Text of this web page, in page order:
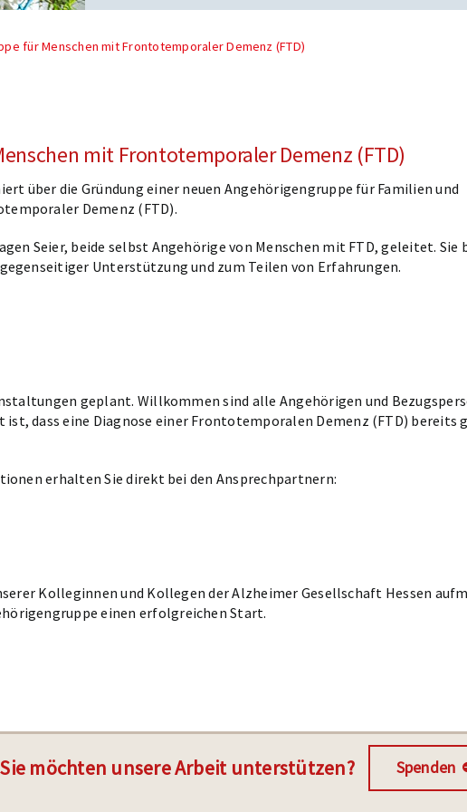
für Menschen mit Frontotemporaler Demenz (FTD)
mit Frontotemporaler Demenz (FTD)
über die Gründung einer neuen Angehörigengruppe für Familien und
Demenz (FTD).
Seier, beide selbst Angehörige von Menschen mit FTD, geleitet. Sie
Unterstützung und zum Teilen von Erfahrungen.
geplant. Willkommen sind alle Angehörigen und
ist, dass eine Diagnose einer Frontotemporalen Demenz (FTD) bereits
erhalten Sie direkt bei den Ansprechpartnern:
Kolleginnen und Kollegen der Alzheimer Gesellschaft Hessen
einen erfolgreichen Start.
Sie möchten unsere Arbeit unterstützen? Spenden